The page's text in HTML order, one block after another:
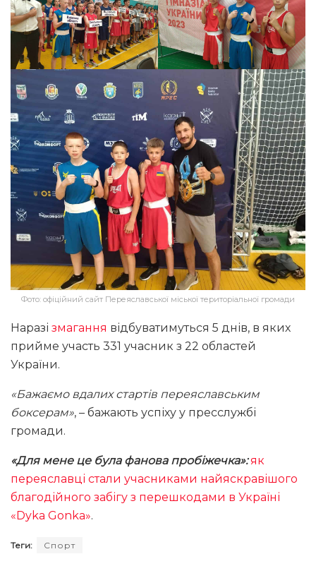
Фото: офіційний сайт Переяславської міської територіальної громади
Наразі змагання відбуватимуться 5 днів, в яких
прийме участь 331 учасник з 22 областей
України.
«Бажаємо вдалих стартів переяславським
боксерам», – бажають успіху у пресслужбі
громади.
«Для мене це була фанова пробіжечка»: як
переяславці стали учасниками найяскравішого
благодійного забігу з перешкодами в Україні
«Dyka Gonka».
Теги: Спорт